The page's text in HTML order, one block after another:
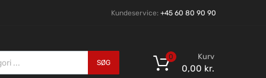
Kundeservice: +45 60 80 90 90
SØG
Kurv
0,00 kr.
0